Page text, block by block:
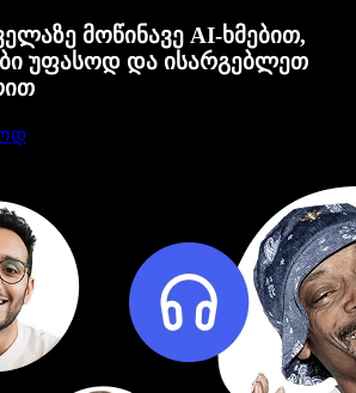
მოწინავე AI-ხმებით,
უფასოდ და ისარგებლეთ